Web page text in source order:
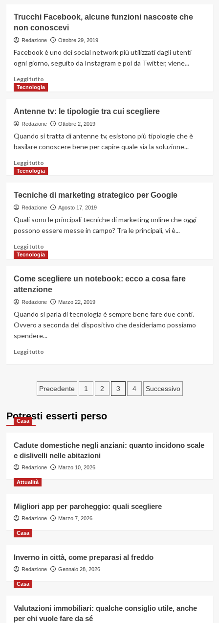
Dimensioni
dello
schermo:
quanto
perché
nella
notebook
Trucchi Facebook, alcune funzioni nascoste che
non conoscevi
Redazione Ottobre 29, 2019
Facebook è uno dei social network più utilizzati dagli utenti
ogni giorno, seguito da Instagram e poi da Twitter, viene...
Leggi tuttoLeggi
di
Trucchi
Facebook,
alcune
che
non
Tecnologia
Antenne tv: le tipologie tra cui scegliere
Redazione Ottobre 2, 2019
Quando si tratta di antenne tv, esistono più tipologie che è
basilare conoscere bene per capire quale sia la soluzione...
Leggi tuttoLeggi
di
Antenne
tv:
le
cui
scegliere
Tecnologia
Tecniche di marketing strategico per Google
Redazione Agosto 17, 2019
Quali sono le principali tecniche di marketing online che oggi
possono essere messe in campo? Tra le principali, vi è...
Leggi tuttoLeggi
di
Tecniche
di
marketing
strategico
per
Google
Tecnologia
Come scegliere un notebook: ecco a cosa fare
attenzione
Redazione Marzo 22, 2019
Quando si parla di tecnologia è sempre bene fare due conti.
Ovvero a seconda del dispositivo che desideriamo possiamo
spendere...
Leggi tuttoLeggi
Come
scegliere
notebook:
cosa
fare
Paginazione
articoli
Precedente 1 2 3 4 Successivo
Potresti esserti perso
Casa
Cadute domestiche negli anziani: quanto incidono scale
e dislivelli nelle abitazioni
Redazione Marzo 10, 2026
Attualità
Migliori app per parcheggio: quali scegliere
Redazione Marzo 7, 2026
Casa
Inverno in città, come preparasi al freddo
Redazione Gennaio 28, 2026
Casa
Valutazioni immobiliari: qualche consiglio utile, anche
per chi vuole fare da sé